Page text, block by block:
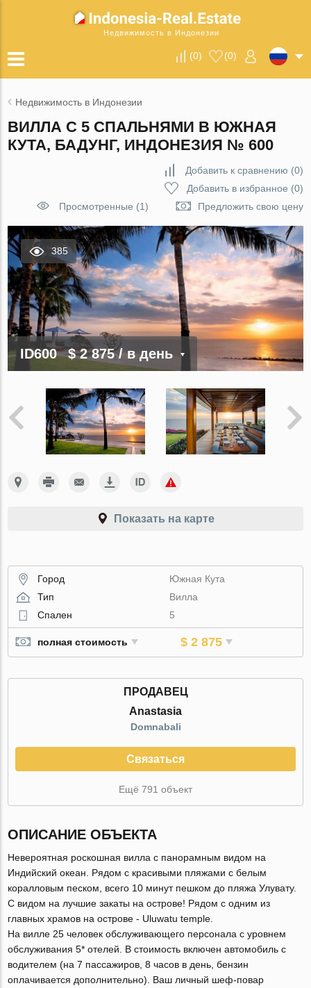
Недвижимость в Индонезии
(0) (0)
Недвижимость в Индонезии
ВИЛЛА С 5 СПАЛЬНЯМИ В ЮЖНАЯ
КУТА, БАДУНГ, ИНДОНЕЗИЯ № 600
Добавить к сравнению (0)
Добавить в избранное (0)
Просмотренные (1)
Предложить свою цену
385
ID600 $ 2 875/ в день
Показать на карте
Город
Южная Кута
Тип
Вилла
Спален
5
полная стоимость $ 2 875
ПРОДАВЕЦ
Anastasia
Domnabali
Связаться
Ещё 791 объект
ОПИСАНИЕ ОБЪЕКТА
Невероятная роскошная вилла с панорамным видом на
Индийский океан. Рядом с красивыми пляжами с белым
коралловым песком, всего 10 минут пешком до пляжа Улувату.
С видом на лучшие закаты на острове! Рядом с одним из
главных храмов на острове - Uluwatu temple.
На вилле 25 человек обслуживающего персонала с уровнем
обслуживания 5* отелей. В стоимость включен автомобиль с
водителем (на 7 пассажиров, 8 часов в день, бензин
оплачивается дополнительно). Ваш личный шеф-повар